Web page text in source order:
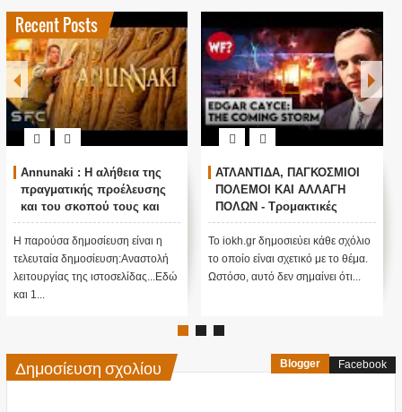
Recent Posts
Annunaki : Η αλήθεια της
πραγματικής προέλευσης
και του σκοπού τους και
αναστολή λειτουργίας μας
....
Η παρούσα δημοσίευση είναι η
τελευταία δημοσίευση:Αναστολή
λειτουργίας της ιστοσελίδας...Εδώ
και 1...
ΑΤΛΑΝΤΙΔΑ, ΠΑΓΚΟΣΜΙΟΙ
ΠΟΛΕΜΟΙ ΚΑΙ ΑΛΛΑΓΗ
ΠΟΛΩΝ - Τρομακτικές
προβλέψεις του Edgar
Cayce (Video)
Το iokh.gr δημοσιεύει κάθε σχόλιο
το οποίο είναι σχετικό με το θέμα.
Ωστόσο, αυτό δεν σημαίνει ότι...
Δημοσίευση σχολίου Blogger Facebook